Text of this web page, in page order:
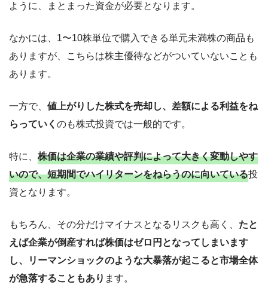
ように、まとまった資金が必要となります。
なかには、1〜10株単位で購入できる単元未満株の商品も
ありますが、こちらは株主優待などがついていないことも
あります。
一方で、 値上がりした株式を売却し、差額による利益をね
らっていく のも株式投資では一般的です。
特に、 株価は企業の業績や評判によって大きく変動しやす
いので、短期間でハイリターンをねらうのに向いている投
資となります。
もちろん、その分だけマイナスとなるリスクも高く、 たと
えば企業が倒産すれば株価はゼロ円となってしまいます
し、リーマンショックのような大暴落が起こると市場全体
が急落することもあり ます。